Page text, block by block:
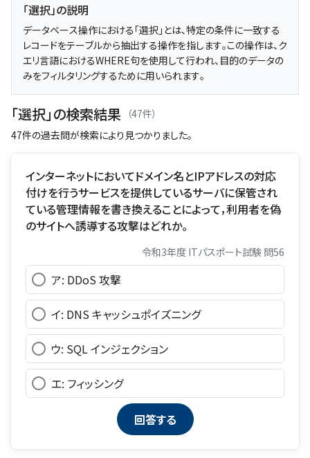
「選択」の説明
データベース操作における「選択」とは、特定の条件に一致する
レコードをテーブルから抽出する操作を指します。この操作は、ク
エリ言語におけるWHERE句を使用して行われ、目的のデータの
みをフィルタリングするために用いられます。
「選択」の検索結果
（47件）
47件の過去問が検索により見つかりました。
インターネットにおいてドメイン名とIPアドレスの対応
付けを行うサービスを提供しているサーバに保管され
ている管理情報を書き換えることによって，利用者を偽
のサイトへ誘導する攻撃はどれか。
令和3年度 ITパスポート試験 問56
ア: DDoS 攻撃
イ: DNS キャッシュポイズニング
ウ: SQL インジェクション
エ: フィッシング